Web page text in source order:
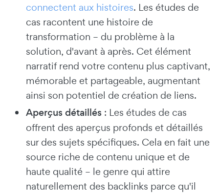
connectent aux histoires. Les études de
cas racontent une histoire de
transformation – du problème à la
solution, d'avant à après. Cet élément
narratif rend votre contenu plus captivant,
mémorable et partageable, augmentant
ainsi son potentiel de création de liens.
Aperçus détaillés : Les études de cas
offrent des aperçus profonds et détaillés
sur des sujets spécifiques. Cela en fait une
source riche de contenu unique et de
haute qualité – le genre qui attire
naturellement des backlinks parce qu'il